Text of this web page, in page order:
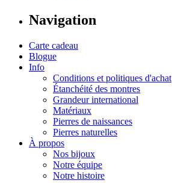
Navigation
Carte cadeau
Blogue
Info
Conditions et politiques d'achat
Étanchéité des montres
Grandeur international
Matériaux
Pierres de naissances
Pierres naturelles
À propos
Nos bijoux
Notre équipe
Notre histoire